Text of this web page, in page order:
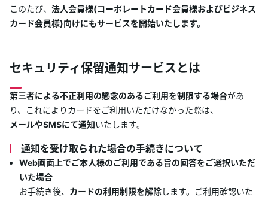
あんしんサポート
サイト内検索
このたび、 法人会員様(コーポレートカード会員様およびビジネス
カード会員様)向けにもサービスを開始いたします。
セキュリティ保留通知サービスとは
第三者による不正利用の懸念のあるご利用を制限する場合があ
り、これによりカードをご利用いただけなかった際は、
メールやSMSにて通知いたします。
通知を受け取られた場合の手続きについて
Web画面上でご本人様のご利用である旨の回答をご選択いただ
いた場合
お手続き後、 カードの利用制限を解除します。ご利用確認いた